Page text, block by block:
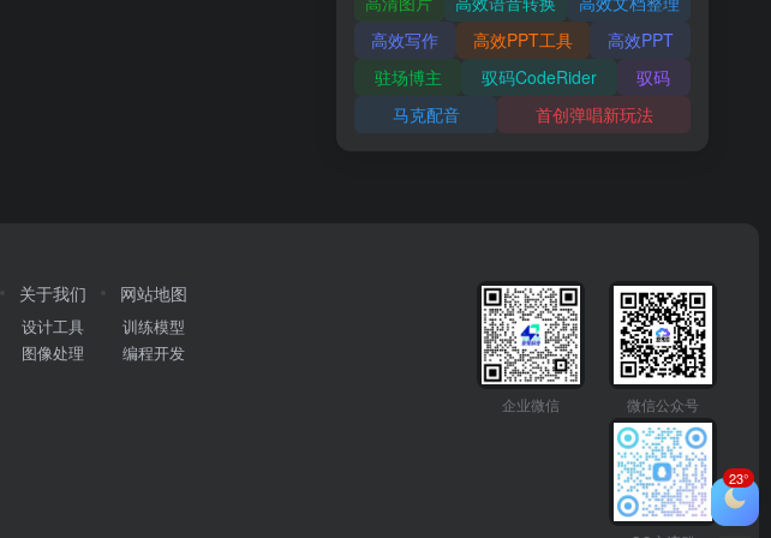
高效写作
高效PPT工具
高效PPT
驻场博主
驭码CodeRider
驭码
马克配音
首创弹唱新玩法
关于我们
设计工具
图像处理
网站地图
训练模型
编程开发
企业微信 微信公众号
23°